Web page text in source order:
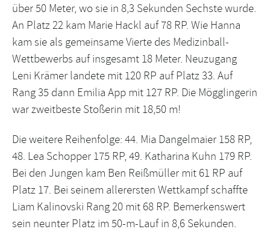
über 50 Meter, wo sie in 8,3 Sekunden Sechste wurde.
An Platz 22 kam Marie Hackl auf 78 RP. Wie Hanna
kam sie als gemeinsame Vierte des Medizinball-
Wettbewerbs auf insgesamt 18 Meter. Neuzugang
Leni Krämer landete mit 120 RP auf Platz 33. Auf
Rang 35 dann Emilia App mit 127 RP. Die Mögglingerin
war zweitbeste Stoßerin mit 18,50 m!
Die weitere Reihenfolge: 44. Mia Dangelmaier 158 RP,
48. Lea Schopper 175 RP, 49. Katharina Kuhn 179 RP.
Bei den Jungen kam Ben Reißmüller mit 61 RP auf
Platz 17. Bei seinem allerersten Wettkampf schaffte
Liam Kalinovski Rang 20 mit 68 RP. Bemerkenswert
sein neunter Platz im 50-m-Lauf in 8,6 Sekunden.